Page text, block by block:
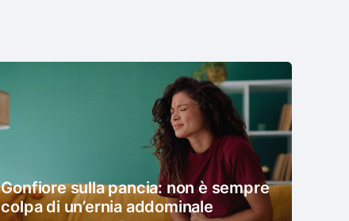
Gonfiore sulla pancia: non è sempre
colpa di un’ernia addominale